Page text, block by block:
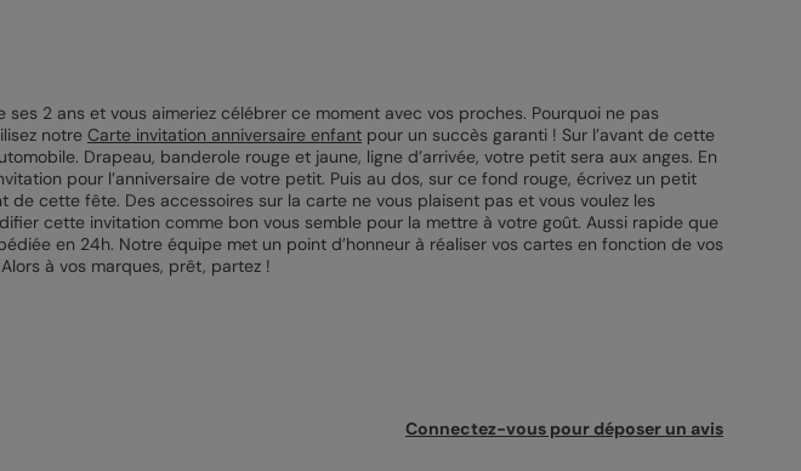
2 ans et vous aimeriez célébrer ce moment avec vos proches. Pourquoi ne pas
notre Carte invitation anniversaire enfantpour un succès garanti ! Sur l’avant de cette
Drapeau, banderole rouge et jaune, ligne d’arrivée, votre petit sera aux anges. En
pour l’anniversaire de votre petit. Puis au dos, sur ce fond rouge, écrivez un petit
cette fête. Des accessoires sur la carte ne vous plaisent pas et vous voulez les
cette invitation comme bon vous semble pour la mettre à votre goût. Aussi rapide que
en 24h. Notre équipe met un point d’honneur à réaliser vos cartes en fonction de vos
à vos marques, prêt, partez !
Connectez-vous pour déposer un avis